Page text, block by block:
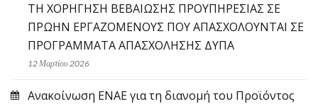
ΤΗ ΧΟΡΗΓΗΣΗ ΒΕΒΑΙΩΣΗΣ ΠΡΟΥΠΗΡΕΣΙΑΣ ΣΕ
ΠΡΩΗΝ ΕΡΓΑΖΟΜΕΝΟΥΣ ΠΟΥ ΑΠΑΣΧΟΛΟΥΝΤΑΙ ΣΕ
ΠΡΟΓΡΑΜΜΑΤΑ ΑΠΑΣΧΟΛΗΣΗΣ ΔΥΠΑ
12 Μαρτίου 2026
Ανακοίνωση ΕΝΑΕ για τη διανομή του Προϊόντος